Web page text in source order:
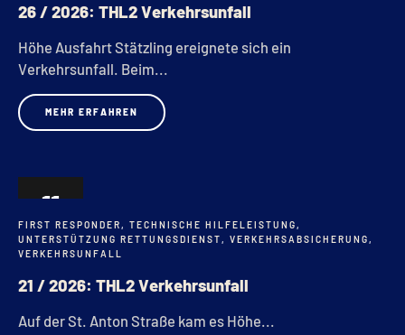
26 / 2026: THL2 Verkehrsunfall
Höhe Ausfahrt Stätzling ereignete sich ein
Verkehrsunfall. Beim...
MEHR ERFAHREN
11
APR.
FIRST RESPONDER, TECHNISCHE HILFELEISTUNG,
UNTERSTÜTZUNG RETTUNGSDIENST, VERKEHRSABSICHERUNG,
VERKEHRSUNFALL
21 / 2026: THL2 Verkehrsunfall
Auf der St. Anton Straße kam es Höhe...